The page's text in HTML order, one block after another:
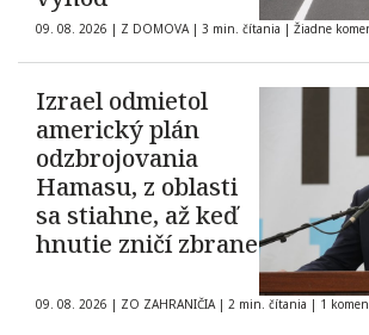
09. 08. 2026 | Z DOMOVA | 3 min. čítania | Žiadne
Izrael odmietol
americký plán
odzbrojovania
Hamasu, z oblasti
sa stiahne, až keď
hnutie zničí zbrane
09. 08. 2026 | ZO ZAHRANIČIA | 2 min. čítania | 1